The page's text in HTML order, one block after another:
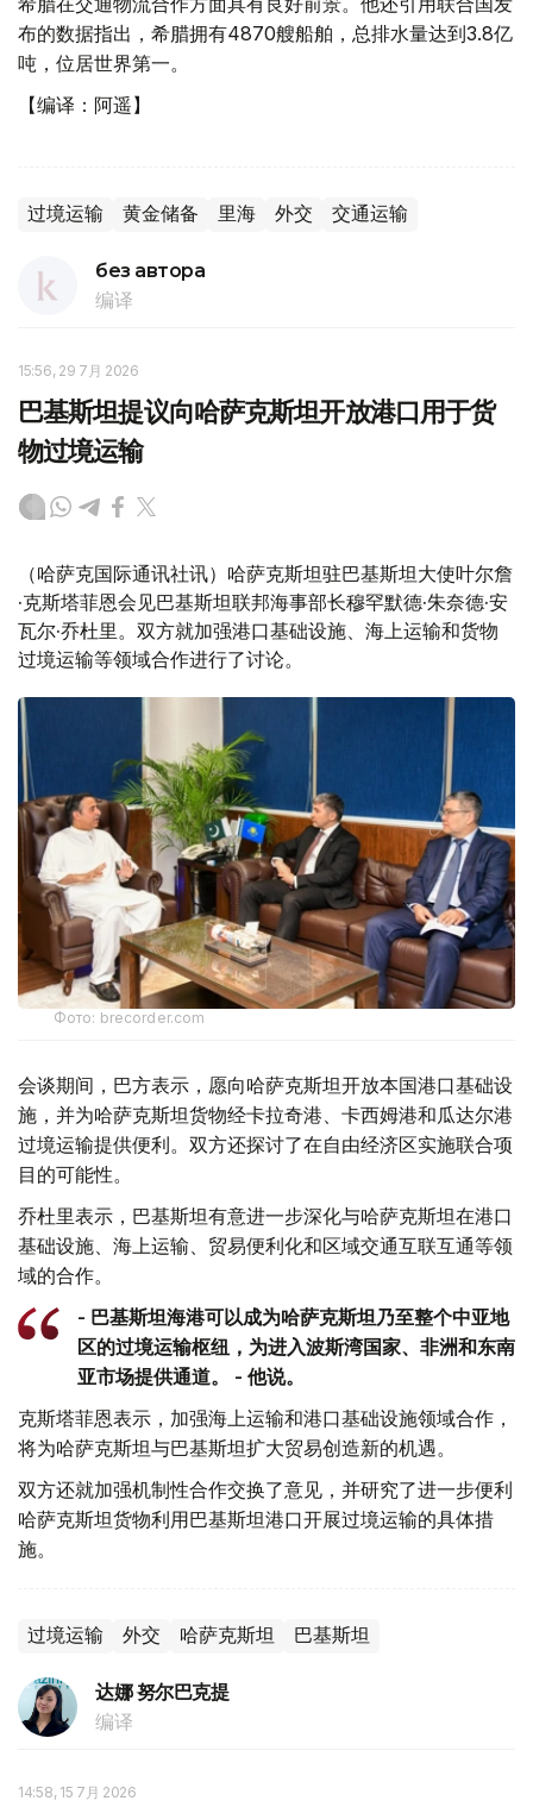
布的数据指出，希腊拥有4870艘船舶，总排水量达到3.8亿
吨，位居世界第一。
【编译：阿遥】
过境运输 黄金储备 里海 外交 交通运输
без автора
编译
15:56, 29 7月 2026
巴基斯坦提议向哈萨克斯坦开放港口用于货
物过境运输
（哈萨克国际通讯社讯）哈萨克斯坦驻巴基斯坦大使叶尔詹
·克斯塔菲恩会见巴基斯坦联邦海事部长穆罕默德·朱奈德·安
瓦尔·乔杜里。双方就加强港口基础设施、海上运输和货物
过境运输等领域合作进行了讨论。
Фото: brecorder.com
会谈期间，巴方表示，愿向哈萨克斯坦开放本国港口基础设
施，并为哈萨克斯坦货物经卡拉奇港、卡西姆港和瓜达尔港
过境运输提供便利。双方还探讨了在自由经济区实施联合项
目的可能性。
乔杜里表示，巴基斯坦有意进一步深化与哈萨克斯坦在港口
基础设施、海上运输、贸易便利化和区域交通互联互通等领
域的合作。
- 巴基斯坦海港可以成为哈萨克斯坦乃至整个中亚地
区的过境运输枢纽，为进入波斯湾国家、非洲和东南
亚市场提供通道。 - 他说。
克斯塔菲恩表示，加强海上运输和港口基础设施领域合作，
将为哈萨克斯坦与巴基斯坦扩大贸易创造新的机遇。
双方还就加强机制性合作交换了意见，并研究了进一步便利
哈萨克斯坦货物利用巴基斯坦港口开展过境运输的具体措
施。
过境运输 外交 哈萨克斯坦 巴基斯坦
达娜 努尔巴克提
编译
14:58, 15 7月 2026